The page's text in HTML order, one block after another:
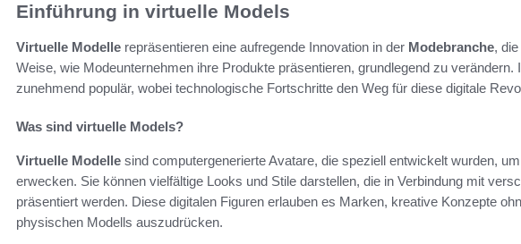
Einführung in virtuelle Models
Virtuelle Modelle repräsentieren eine aufregende Innovation in der Modebranche,
Weise, wie Modeunternehmen ihre Produkte präsentieren, grundlegend zu verändern.
zunehmend populär, wobei technologische Fortschritte den Weg für diese digitale
Was sind virtuelle Models?
Virtuelle Modelle sind computergenerierte Avatare, die speziell entwickelt wurden,
erwecken. Sie können vielfältige Looks und Stile darstellen, die in Verbindung mit
präsentiert werden. Diese digitalen Figuren erlauben es Marken, kreative Konzepte
physischen Modells auszudrücken.